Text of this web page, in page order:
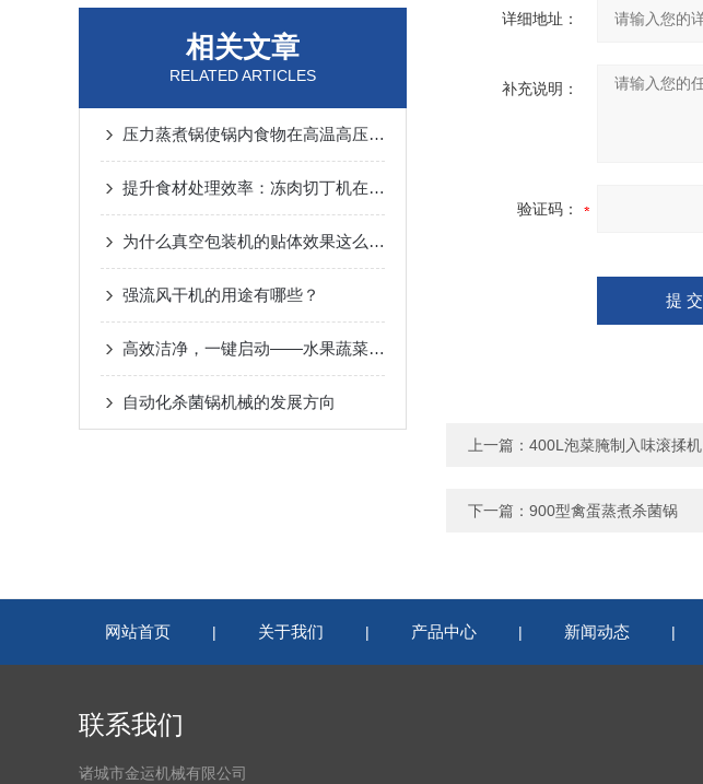
相关文章
RELATED ARTICLES
压力蒸煮锅使锅内食物在高温高压下快速煮熟
提升食材处理效率：冻肉切丁机在餐饮与食品加工行业的应用
为什么真空包装机的贴体效果这么好呢？
强流风干机的用途有哪些？
高效洁净，一键启动——水果蔬菜清洗机让健康触手可及
自动化杀菌锅机械的发展方向
详细地址：
补充说明：
验证码：
上一篇： 400L泡菜腌制入味滚揉机
下一篇： 900型禽蛋蒸煮杀菌锅
网站首页 | 关于我们 | 产品中心 | 新闻动态 |
联系我们
诸城市金运机械有限公司